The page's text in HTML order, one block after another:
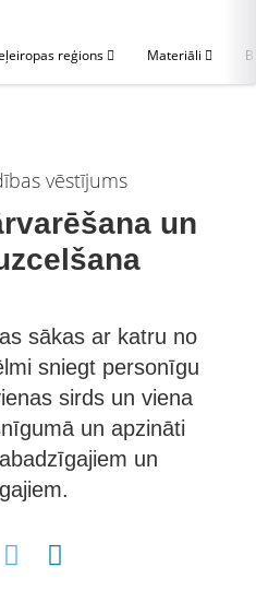
reģions Materiāli
vēstījums
un
sākas ar katru no
sniegt personīgu
sirds un viena
un apzināti
un